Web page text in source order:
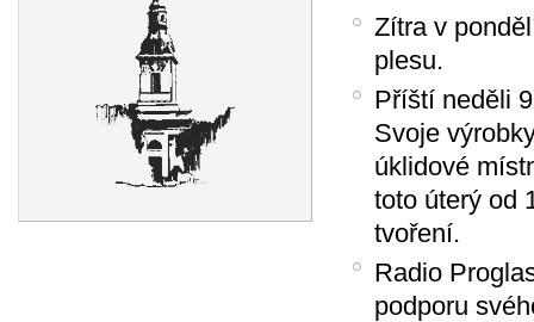
Zítra v
plesu.
Příští neděli
Svoje
úklidové
toto úterý od
tvoření.
Radio
podporu